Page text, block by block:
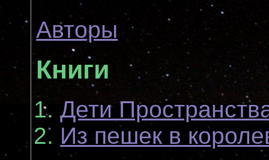
Авторы
Книги
Дети
Из пешек в